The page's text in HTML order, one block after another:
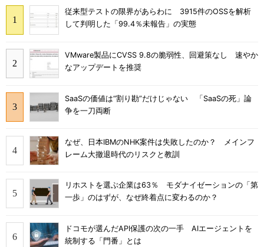
従来型テストの限界があらわに 3915件のOSSを解析
して判明した「99.4％未報告」の実態
VMware製品にCVSS 9.8の脆弱性、回避策なし 速やか
なアップデートを推奨
SaaSの価値は“割り勘”だけじゃない 「SaaSの死」論
争を一刀両断
なぜ、日本IBMのNHK案件は失敗したのか？ メインフ
レーム大撤退時代のリスクと教訓
リホストを選ぶ企業は63％ モダナイゼーションの「第
一歩」のはずが、なぜ終着点に変わるのか？
ドコモが選んだAPI保護の次の一手 AIエージェントを
統制する「門番」とは